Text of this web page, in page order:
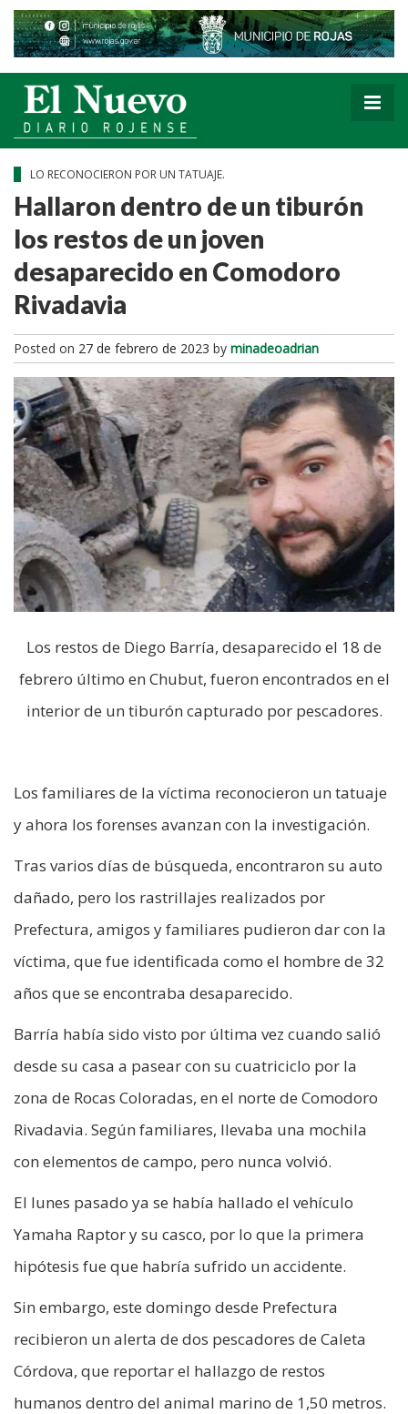
LO RECONOCIERON POR UN TATUAJE.
Hallaron dentro de un tiburón
los restos de un joven
desaparecido en Comodoro
Rivadavia
Posted on 27 de febrero de 2023 by minadeoadrian
Los restos de Diego Barría, desaparecido el 18 de
febrero último en Chubut, fueron encontrados en el
interior de un tiburón capturado por pescadores.
Los familiares de la víctima reconocieron un tatuaje
y ahora los forenses avanzan con la investigación.
Tras varios días de búsqueda, encontraron su auto
dañado, pero los rastrillajes realizados por
Prefectura, amigos y familiares pudieron dar con la
víctima, que fue identificada como el hombre de 32
años que se encontraba desaparecido.
Barría había sido visto por última vez cuando salió
desde su casa a pasear con su cuatriciclo por la
zona de Rocas Coloradas, en el norte de Comodoro
Rivadavia. Según familiares, llevaba una mochila
con elementos de campo, pero nunca volvió.
El lunes pasado ya se había hallado el vehículo
Yamaha Raptor y su casco, por lo que la primera
hipótesis fue que habría sufrido un accidente.
Sin embargo, este domingo desde Prefectura
recibieron un alerta de dos pescadores de Caleta
Córdova, que reportar el hallazgo de restos
humanos dentro del animal marino de 1,50 metros.